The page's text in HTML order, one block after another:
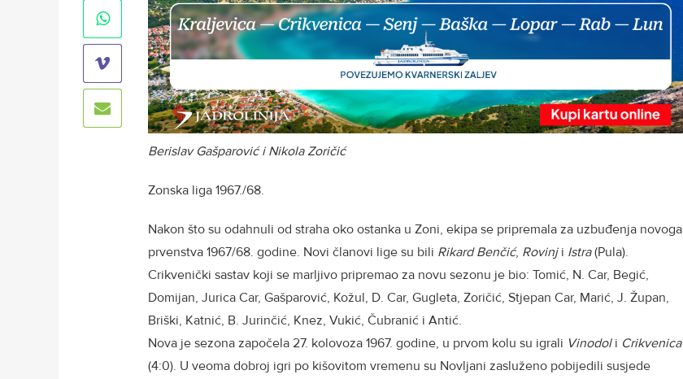
Berislav Gašparović i Nikola Zoričić
Zonska liga 1967./68.
Nakon što su odahnuli od straha oko ostanka u Zoni, ekipa se pripremala za uzbuđenja novoga
prvenstva 1967/68. godine. Novi članovi lige su bili Rikard Benčić, Rovinji Istra(Pula).
Crikvenički sastav koji se marljivo pripremao za novu sezonu je bio: Tomić, N. Car, Begić,
Domijan, Jurica Car, Gašparović, Kožul, D. Car, Gugleta, Zoričić, Stjepan Car, Marić, J. Župan,
Briški, Katnić, B. Jurinčić, Knez, Vukić, Čubranić i Antić.
Nova je sezona započela 27. kolovoza 1967. godine, u prvom kolu su igrali Vinodoli Crikvenica
(4:0). U veoma dobroj igri po kišovitom vremenu su Novljani zasluženo pobijedili susjede